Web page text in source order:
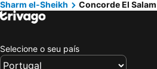
Sharm el-Sheikh
Concorde El
Selecione o seu país